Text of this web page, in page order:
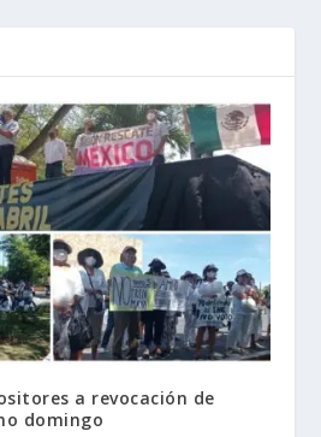
a revocación de
domingo